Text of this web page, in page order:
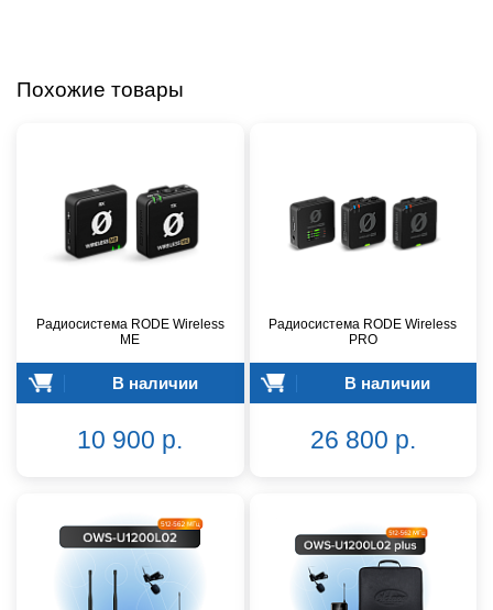
Похожие товары
Радиосистема RODE Wireless
ME
В наличии
10 900 р.
Радиосистема RODE Wireless
PRO
В наличии
26 800 р.